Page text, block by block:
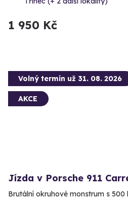
1 950 Kč
Volný termín už 31. 08. 2026
AKCE
Jízda v Porsche 911
Brutální okruhové monstrum s